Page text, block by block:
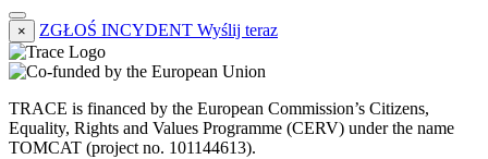
× ZGŁOŚ INCYDENT Wyślij teraz
TRACE is financed by the European Commission’s Citizens,
Equality, Rights and Values Programme (CERV) under the name
TOMCAT (project no. 101144613).